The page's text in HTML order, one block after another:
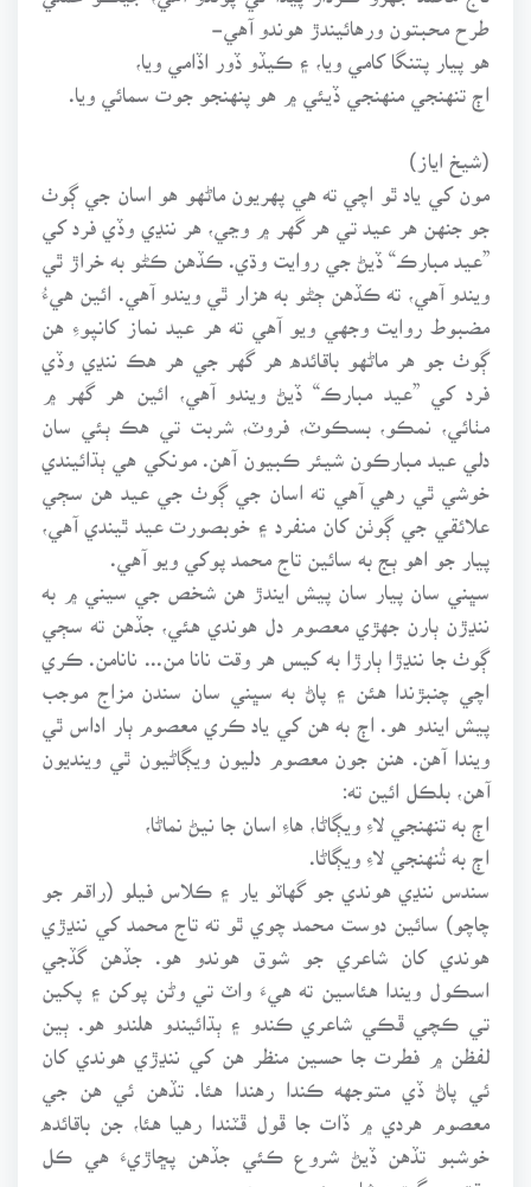
طرح محبتون ورهائيندڙ هوندو آهي-
هو پيار پتنگا کامي ويا، ۽ ڪيڏو ڏور اڏامي ويا،
اڄ تنهنجي منهنجي ڏيئي ۾ هو پنهنجو جوت سمائي ويا.
(شيخ اياز)
مون کي ياد ٿو اچي ته هي پهريون ماڻهو هو اسان جي ڳوٺ
جو جنهن هر عيد تي هر گهر ۾ وڃي، هر ننڍي وڏي فرد کي
”عيد مبارڪ“ ڏيڻ جي روايت وڌي. ڪڏهن ڪڻو به خراڙ ٿي
ويندو آهي، ته ڪڏهن ڄڻو به هزار ٿي ويندو آهي. ائين هيءُ
مضبوط روايت وجهي ويو آهي ته هر عيد نماز کانپوءِ هن
ڳوٺ جو هر ماڻهو باقائده هر گهر جي هر هڪ ننڍي وڏي
فرد کي ”عيد مبارڪ“ ڏيڻ ويندو آهي، ائين هر گهر ۾
مٺائي، نمڪو، بسڪوٽ، فروٽ، شربت تي هڪ ٻئي سان
دلي عيد مبارڪون شيئر ڪبيون آهن. مونکي هي ٻڌائيندي
خوشي ٿي رهي آهي ته اسان جي ڳوٺ جي عيد هن سڄي
علائقي جي ڳوٺن کان منفرد ۽ خوبصورت عيد ٿيندي آهي،
پيار جو اهو ٻج به سائين تاج محمد پوکي ويو آهي.
سڀني سان پيار سان پيش ايندڙ هن شخص جي سيني ۾ به
ننڍڙن ٻارن جهڙي معصوم دل هوندي هئي، جڏهن ته سڄي
ڳوٺ جا ننڍڙا ٻارڙا به کيس هر وقت نانا من... نانامن. ڪري
اچي چنبڙندا هئن ۽ پاڻ به سڀني سان سندن مزاج موجب
پيش ايندو هو. اڄ به هن کي ياد ڪري معصوم ٻار اداس ٿي
ويندا آهن. هنن جون معصوم دليون ويڳاڻيون ٿي وينديون
آهن، بلڪل ائين ته:
اڄ به تنهنجي لاءِ ويڳاڻا، هاءِ اسان جا نيڻ نماڻا،
اڄ به تُنهنجي لاءِ ويڳاڻا.
سندس ننڍي هوندي جو گهاٽو يار ۽ ڪلاس فيلو (راقم جو
چاچو) سائين دوست محمد چوي ٿو ته تاج محمد کي ننڍڙي
هوندي کان شاعري جو شوق هوندو هو. جڏهن گڏجي
اسڪول ويندا هئاسين ته هيءَ واٽ تي وڻن پوکن ۽ پکين
تي ڪچي ڦڪي شاعري ڪندو ۽ ٻڌائيندو هلندو هو. ٻين
لفظن ۾ فطرت جا حسين منظر هن کي ننڍڙي هوندي کان
ئي پاڻ ڏي متوجهه ڪندا رهندا هئا. تڏهن ئي هن جي
معصوم هردي ۾ ڏات جا ڦول ڦٽندا رهيا هئا، جن باقائده
خوشبو تڏهن ڏيڻ شروع ڪئي جڏهن پڇاڙيءَ هي ڪل
وقتي سگهڙ ۽ شاعر بنجي پيو هو.